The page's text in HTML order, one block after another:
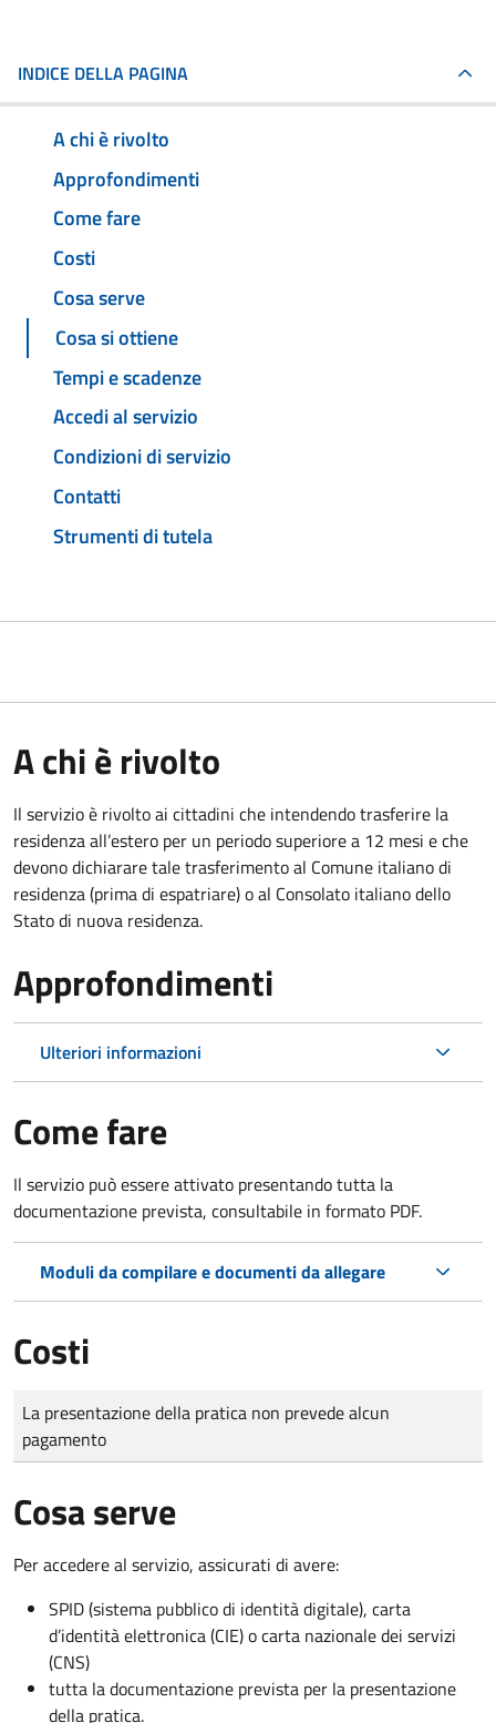
INDICE DELLA PAGINA
A chi è rivolto
Approfondimenti
Come fare
Costi
Cosa serve
Cosa si ottiene
Tempi e scadenze
Accedi al servizio
Condizioni di servizio
Contatti
Strumenti di tutela
A chi è rivolto
Il servizio è rivolto ai cittadini che intendendo trasferire la
residenza all’estero per un periodo superiore a 12 mesi e che
devono dichiarare tale trasferimento al Comune italiano di
residenza (prima di espatriare) o al Consolato italiano dello
Stato di nuova residenza.
Approfondimenti
Ulteriori informazioni
Come fare
Il servizio può essere attivato presentando tutta la
documentazione prevista, consultabile in formato PDF.
Moduli da compilare e documenti da allegare
Costi
Tipo di pagamento
Importo
La presentazione della pratica non prevede alcun
pagamento
Cosa serve
Per accedere al servizio, assicurati di avere:
SPID (sistema pubblico di identità digitale), carta
d’identità elettronica (CIE) o carta nazionale dei servizi
(CNS)
tutta la documentazione prevista per la presentazione
della pratica.